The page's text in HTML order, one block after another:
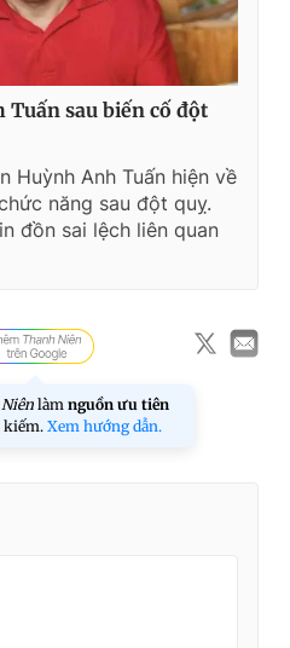
sau biến cố đột
Huỳnh Anh Tuấn hiện về
năng sau đột quỵ.
đồn sai lệch liên quan
làm nguồn ưu tiên
kiếm. Xem hướng dẫn.